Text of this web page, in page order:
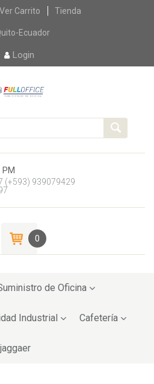
Skip
content
Ver Carrito Tienda
Ecuador
Login
(+593) 939079429
0
de Oficina
Industrial Cafetería
jaggaer